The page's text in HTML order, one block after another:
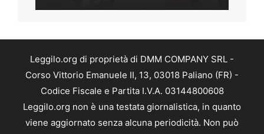
Leggilo.org di proprietà di DMM COMPANY SRL -
Corso Vittorio Emanuele II, 13, 03018 Paliano (FR) -
Codice Fiscale e Partita I.V.A. 03144800608
Leggilo.org non è una testata giornalistica, in quanto
viene aggiornato senza alcuna periodicità. Non può